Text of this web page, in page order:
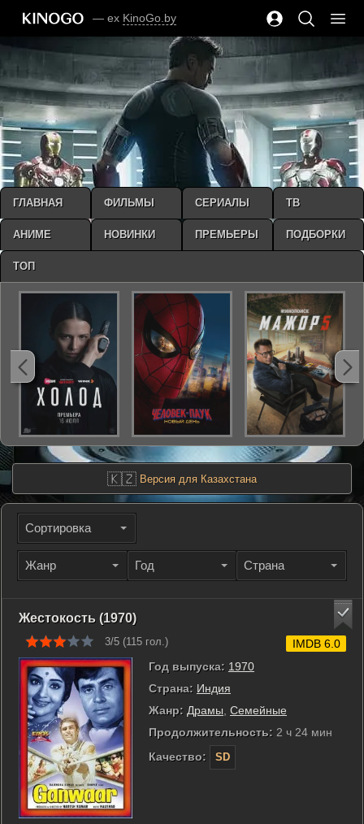
— ex KinoGo.by
🇰🇿 Версия для Казахстана
Сортировка
Жанр Год Страна
Жестокость (1970)
3/5 (115 гол.)
Год выпуска: 1970
Страна: Индия
Жанр: Драмы Семейные
Продолжительность: 2 ч 24 мин
Качество:
SD
IMDB 6.0
ГЛАВНАЯ ФИЛЬМЫ СЕРИАЛЫ ТВ
АНИМЕ НОВИНКИ ПРЕМЬЕРЫ ПОДБОРКИ
ТОП